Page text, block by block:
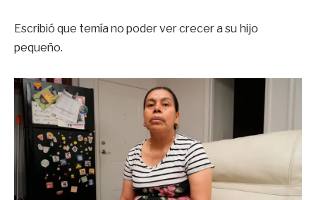
Escribió que temía no poder ver crecer a su hijo
pequeño.